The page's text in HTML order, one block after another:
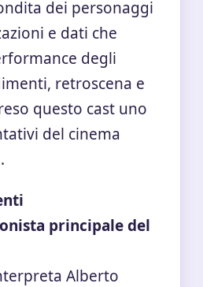
dei personaggi
e dati che
degli
retroscena e
questo cast uno
del cinema
principale del
Alberto